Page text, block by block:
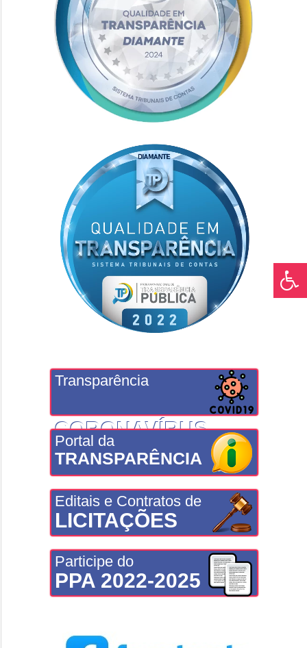
Transparência
CORONAVÍRUS
Portal da
TRANSPARÊNCIA
Editais e Contratos de
LICITAÇÕES
Participe do
PPA 2022-2025